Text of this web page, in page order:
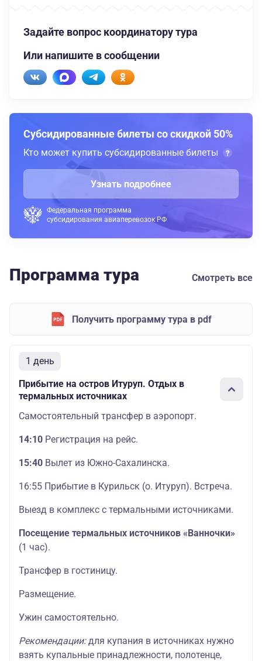
Задайте вопрос координатору тура
Или напишите в сообщении
Субсидированные билеты со скидкой 50%
Кто может купить субсидированные билеты
Узнать подробнее
Федеральная программа
субсидирования авиаперевозок РФ
Программа тура Смотреть все
Получить программу тура в pdf
1 день
Прибытие на остров Итуруп. Отдых в
термальных источниках
Самостоятельный трансфер в аэропорт.
14:10 Регистрация на рейс.
15:40 Вылет из Южно-Сахалинска.
16:55 Прибытие в Курильск (о. Итуруп). Встреча.
Выезд в комплекс с термальными источниками.
Посещение термальных источников «Ванночки»
(1 час).
Трансфер в гостиницу.
Размещение.
Ужин самостоятельно.
Рекомендации:для купания в источниках нужно
взять купальные принадлежности, полотенце,